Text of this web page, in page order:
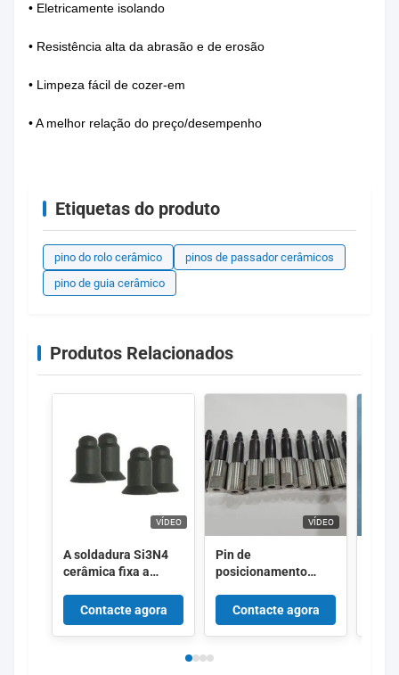
• Eletricamente isolando
• Resistência alta da abrasão e de erosão
• Limpeza fácil de cozer-em
• A melhor relação do preço/desempenho
Etiquetas do produto
pino do rolo cerâmico
pinos de passador cerâmicos
pino de guia cerâmico
Produtos Relacionados
VÍDEO
A soldadura Si3N4
cerâmica fixa a
térmica perfeita para
a aplicação de alta
temperatura
Contacte agora
VÍDEO
Pin de
posicionamento
de silicone da
resistência térmica
de calor elevado com
Contacte agora